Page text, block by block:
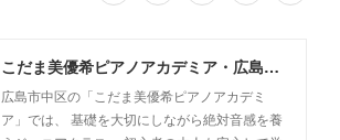
こだま美優希ピアノアカデミア・広島市中区
広島市中区の「こだま美優希ピアノアカデミ
ア」では、 基礎を大切にしながら絶対音感を養